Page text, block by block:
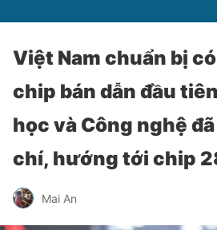
Việt Nam chuẩn bị
chip bán dẫn đầu
học và Công nghệ
chí, hướng tới chip
Mai An